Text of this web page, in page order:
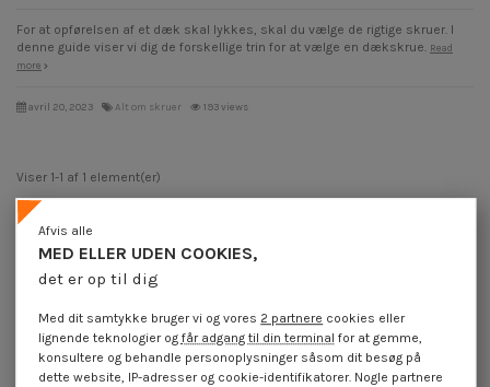
For at opførelsen af et dæk skal lykkes, skal du vælge de rigtige skruer. I
denne guide viser vi dig de forskellige trin for at vælge en dækskrue.
Read
more
avril 20, 2023 Alt om skruer 193 views
Viser 1-1 af 1 element(er)
45.000+ referencer på lager
Det bredeste udvalg på internettet
MED ELLER UDEN COOKIES,
det er op til dig
Afvis alle
Med dit samtykke bruger vi og vores 2 partnere cookies eller
lignende teknologier ogfår adgang til din terminal for at gemme,
konsultere og behandle personoplysninger såsom dit besøg på
dette website, IP-adresser og cookie-identifikatorer. Nogle partnere